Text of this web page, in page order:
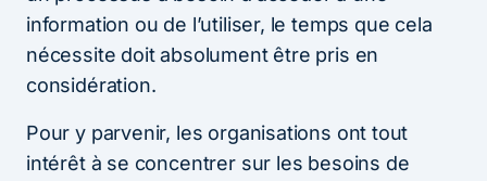
information ou de l’utiliser, le temps que cela
nécessite doit absolument être pris en
considération.
Pour y parvenir, les organisations ont tout
intérêt à se concentrer sur les besoins de